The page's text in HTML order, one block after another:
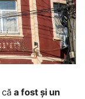
a fost și un